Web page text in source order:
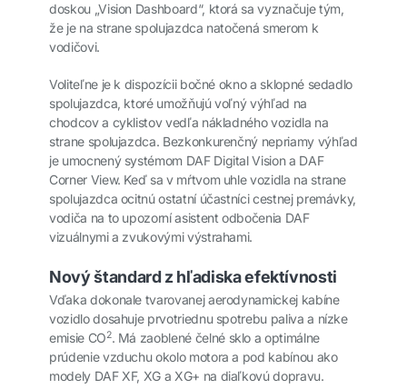
doskou „Vision Dashboard“, ktorá sa vyznačuje tým,
že je na strane spolujazdca natočená smerom k
vodičovi.
Voliteľne je k dispozícii bočné okno a sklopné sedadlo
spolujazdca, ktoré umožňujú voľný výhľad na
chodcov a cyklistov vedľa nákladného vozidla na
strane spolujazdca. Bezkonkurenčný nepriamy výhľad
je umocnený systémom DAF Digital Vision a DAF
Corner View. Keď sa v mŕtvom uhle vozidla na strane
spolujazdca ocitnú ostatní účastníci cestnej premávky,
vodiča na to upozorní asistent odbočenia DAF
vizuálnymi a zvukovými výstrahami.
Nový štandard z hľadiska efektívnosti
Vďaka dokonale tvarovanej aerodynamickej kabíne
vozidlo dosahuje prvotriednu spotrebu paliva a nízke
emisie CO2. Má zaoblené čelné sklo a optimálne
prúdenie vzduchu okolo motora a pod kabínou ako
modely DAF XF, XG a XG+ na diaľkovú dopravu.